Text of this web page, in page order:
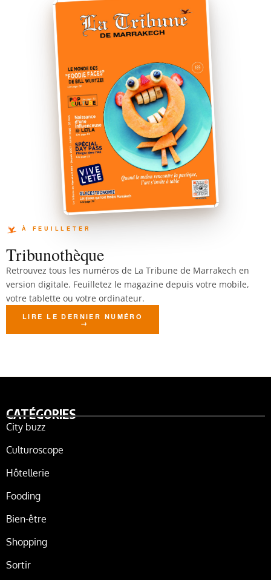
Tribunothèque
Retrouvez tous les numéros de La Tribune de Marrakech en
version digitale. Feuilletez le magazine depuis votre mobile,
votre tablette ou votre ordinateur.
LIRE LE DERNIER NUMÉRO
CATÉGORIES
City buzz
Culturoscope
Hôtellerie
Fooding
Bien-être
Shopping
Sortir